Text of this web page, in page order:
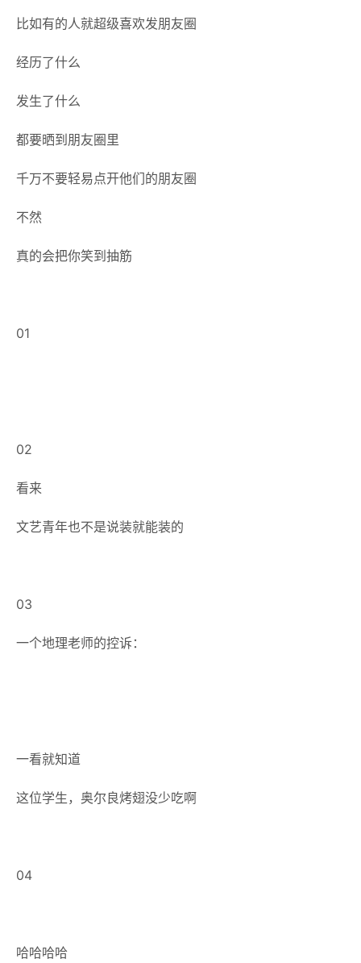
比如有的人就超级喜欢发朋友圈
经历了什么
发生了什么
都要晒到朋友圈里
千万不要轻易点开他们的朋友圈
不然
真的会把你笑到抽筋
01
02
看来
文艺青年也不是说装就能装的
03
一个地理老师的控诉：
一看就知道
这位学生，奥尔良烤翅没少吃啊
04
哈哈哈哈